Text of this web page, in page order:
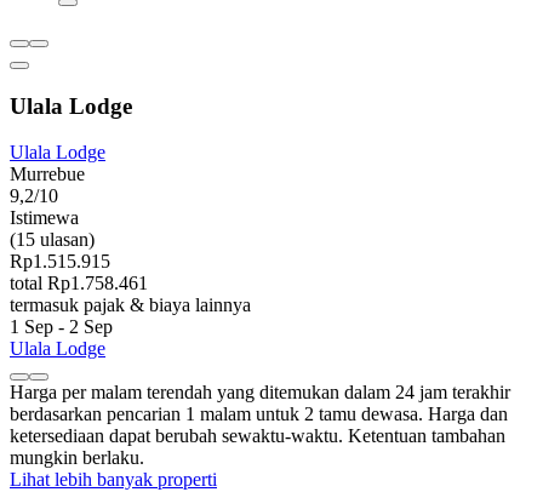
Ulala Lodge
Ulala Lodge
Murrebue
9,2/10
Istimewa
(15 ulasan)
Rp1.515.915
total Rp1.758.461
termasuk pajak & biaya lainnya
1 Sep - 2 Sep
Ulala Lodge
Harga per malam terendah yang ditemukan dalam 24 jam terakhir
berdasarkan pencarian 1 malam untuk 2 tamu dewasa. Harga dan
ketersediaan dapat berubah sewaktu-waktu. Ketentuan tambahan
mungkin berlaku.
Lihat lebih banyak properti